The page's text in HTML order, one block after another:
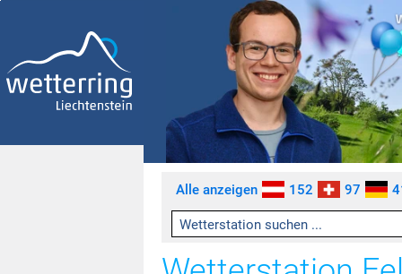
Zum linken senkrechten Seitenmenü springen [AK + 1]
Zum rechten senkrechten Seitenmenü springen [AK + 2]
Zu den Inhalten im Fußbereich springen [AK + 3]
Alle anzeigen 152 97